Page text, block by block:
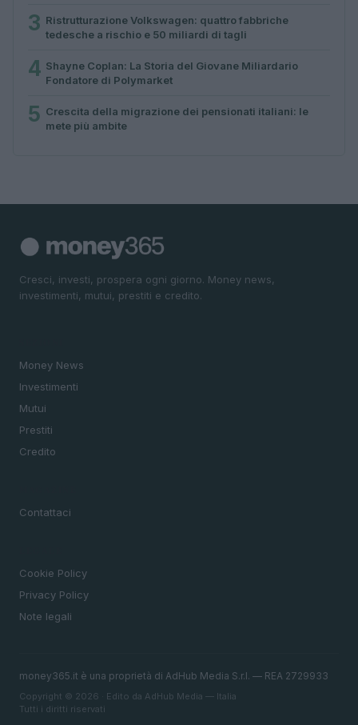
3 Ristrutturazione Volkswagen: quattro fabbriche
tedesche a rischio e 50 miliardi di tagli
4 Shayne Coplan: La Storia del Giovane Miliardario
Fondatore di Polymarket
5 Crescita della migrazione dei pensionati italiani: le
mete più ambite
Cresci, investi, prospera ogni giorno. Money news,
investimenti, mutui, prestiti e credito.
Money News
Investimenti
Mutui
Prestiti
Credito
Contattaci
Cookie Policy
Privacy Policy
Note legali
money365.it è una proprietà di AdHub Media S.r.l. — REA 2729933
Copyright © 2026 · Edito da AdHub Media — Italia
Tutti i diritti riservati